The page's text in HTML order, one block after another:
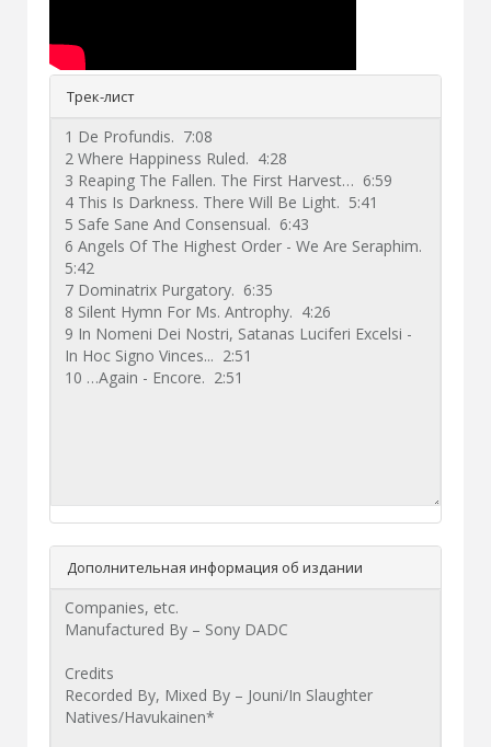
Трек-лист
Дополнительная информация об издании